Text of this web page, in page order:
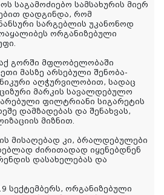
საგამოძიებო სამსახურის მიერ
დადგინდა, რომ
სარგებლის უკანონოდ
ორგანიზებული
გორში მფლობელობაში
მასზე არსებული შენობა-
აღჭურვილობით, სადაც
მარკის სავალდებულო
ფილტრიანი სიგარეტის
დამზადებას და შენახვას,
მიზნით.
მისაღებად კი, ბრალდებულები
ძირითადად იყენებდნენ
დასახელებას და
სექტემბერს, ორგანიზებული